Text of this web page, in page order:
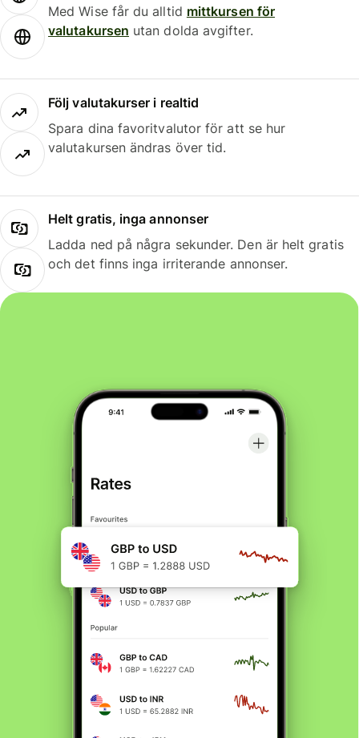
Med Wise får du alltid mittkursen för
valutakursen utan dolda avgifter.
Följ valutakurser i realtid
Spara dina favoritvalutor för att se hur
valutakursen ändras över tid.
Helt gratis, inga annonser
Ladda ned på några sekunder. Den är helt gratis
och det finns inga irriterande annonser.